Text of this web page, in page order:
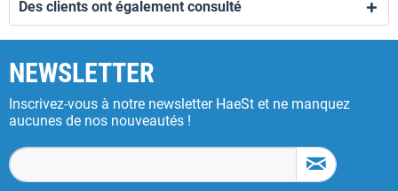
Des clients ont également consulté
NEWSLETTER
Inscrivez-vous à notre newsletter HaeSt et ne manquez
aucunes de nos nouveautés !